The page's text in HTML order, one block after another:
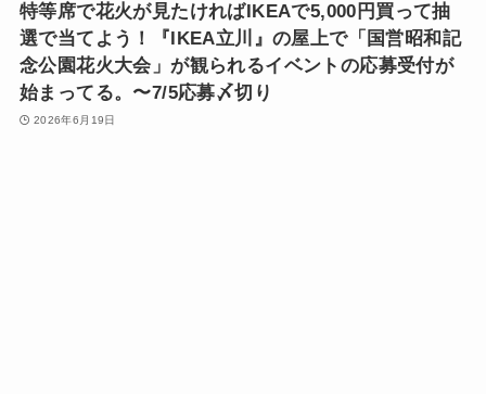
特等席で花火が見たければIKEAで5,000円買って抽
選で当てよう！『IKEA立川』の屋上で「国営昭和記
念公園花火大会」が観られるイベントの応募受付が
始まってる。〜7/5応募〆切り
2026年6月19日